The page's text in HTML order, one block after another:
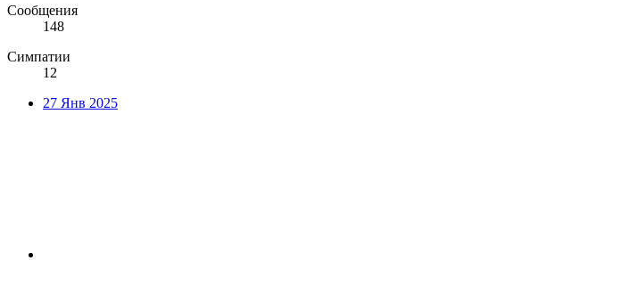
Сообщения
148
Симпатии
12
27 Янв 2025